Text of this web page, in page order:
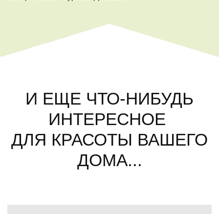
И ЕЩЕ ЧТО-НИБУДЬ
ИНТЕРЕСНОЕ
ДЛЯ КРАСОТЫ ВАШЕГО
ДОМА...